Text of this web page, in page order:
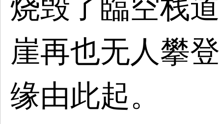
烧毁了臨空栈
崖再也无人攀
缘由此起。